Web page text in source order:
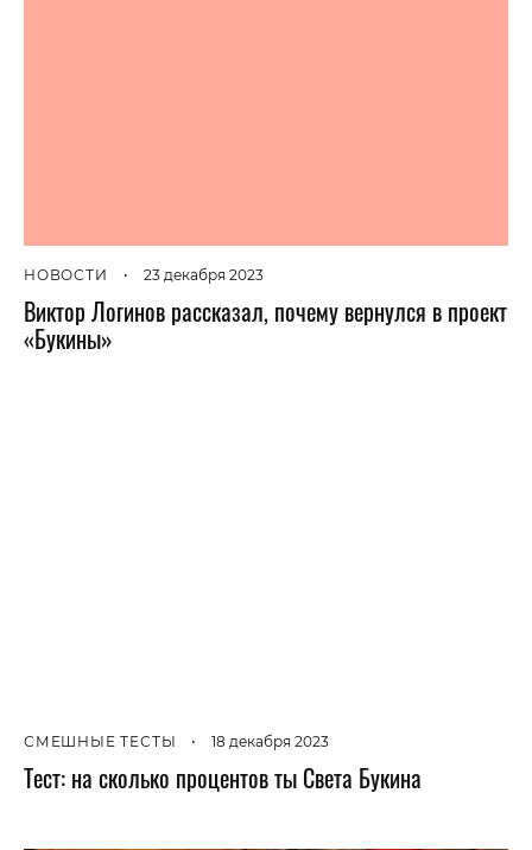
НОВОСТИ • 23 декабря 2023
Виктор Логинов рассказал, почему вернулся в проект
«Букины»
СМЕШНЫЕ ТЕСТЫ • 18 декабря 2023
Тест: на сколько процентов ты Света Букина